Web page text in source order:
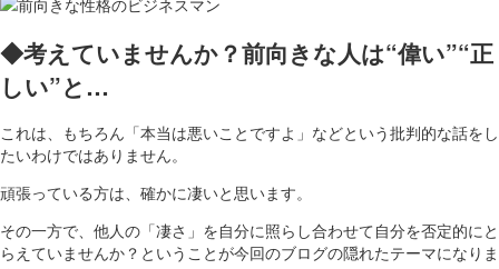
◆考えていませんか？前向きな人は“偉い”“正
しい”と…
これは、もちろん「本当は悪いことですよ」などという批判的な話をし
たいわけではありません。
頑張っている方は、確かに凄いと思います。
その一方で、他人の「凄さ」を自分に照らし合わせて自分を否定的にと
らえていませんか？ということが今回のブログの隠れたテーマになりま